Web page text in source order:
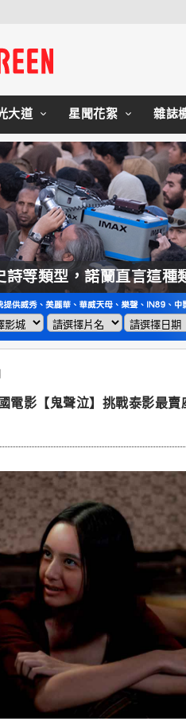
大道 星聞花絮 雜誌
等類型，諾蘭直言這種
電影【鬼聲泣】挑戰泰影最賣